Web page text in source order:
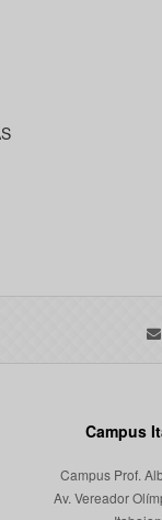
Campus
Campus Prof.
Av. Vereador